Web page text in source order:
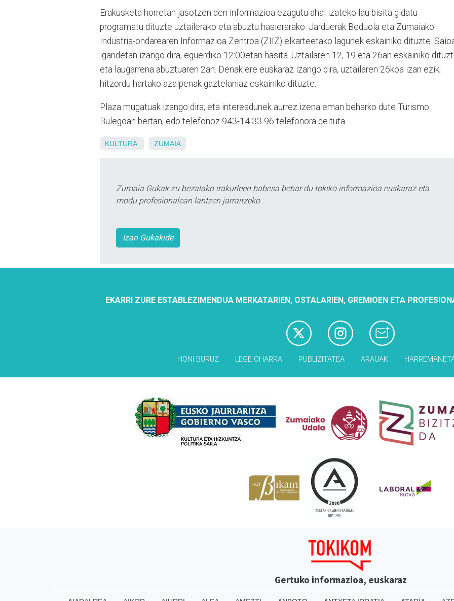
Erakusketa horretan jasotzen den informazioa ezagutu ahal izateko lau bisita gidatu
programatu dituzte uztailerako eta abuztu hasierarako. Jarduerak Beduola eta Zumaiako
Industria-ondarearen Informazioa Zentroa (ZIIZ) elkarteetako lagunek eskainiko dituzte.
igandetan izango dira, eguerdiko 12:00etan hasita. Uztailaren 12, 19 eta 26an eskainiko
eta laugarrena abuztuaren 2an. Denak ere euskaraz izango dira, uztailaren 26koa izan ezik;
hitzordu hartako azalpenak gaztelaniaz eskainiko dituzte.
Plaza mugatuak izango dira, eta interesdunek aurrez izena eman beharko dute Turismo
Bulegoan bertan, edo telefonoz 943-14 33 96 telefonora deituta.
KULTURA ZUMAIA
Zumaia Gukak zu bezalako irakurleen babesa behar du tokiko informazioa euskaraz eta
modu profesionalean lantzen jarraitzeko.
Izan Gukakide
EKARRI ZURE ESTABLEZIMENDUA MERKATARIEN, OSTALARIEN, GREMIOEN ETA
HONI BURUZ LEGE OHARRA PUBLIZITATEA ARAUAK
Gertuko informazioa, euskaraz